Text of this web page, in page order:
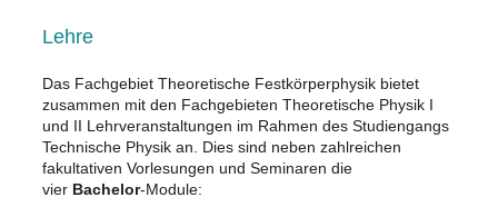
Lehre
Das Fachgebiet Theoretische Festkörperphysik bietet
zusammen mit den Fachgebieten Theoretische Physik I
und II Lehrveranstaltungen im Rahmen des Studiengangs
Technische Physik an. Dies sind neben zahlreichen
fakultativen Vorlesungen und Seminaren die
vier Bachelor-Module: